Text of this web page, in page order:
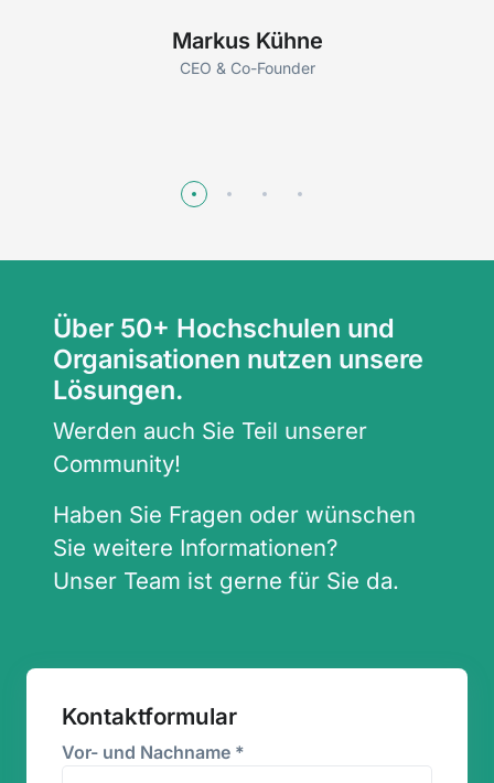
Markus Kühne
CEO & Co-Founder
Über 50+ Hochschulen und
Organisationen nutzen unsere
Lösungen.
Werden auch Sie Teil unserer
Community!
Haben Sie Fragen oder wünschen
Sie weitere Informationen?
Unser Team ist gerne für Sie da.
Kontaktformular
Vor- und Nachname *